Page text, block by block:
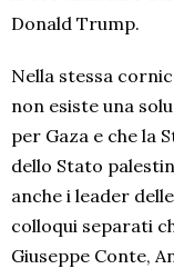
Donald Trump.
Nella stessa
non esiste una
per Gaza e che la
dello Stato
anche i leader
colloqui separati
Giuseppe Conte,